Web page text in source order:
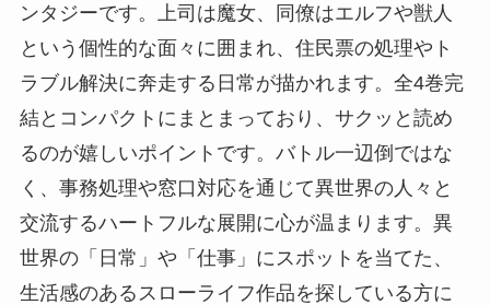
ンタジーです。上司は魔女、同僚はエルフや獣人
という個性的な面々に囲まれ、住民票の処理やト
ラブル解決に奔走する日常が描かれます。全4巻完
結とコンパクトにまとまっており、サクッと読め
るのが嬉しいポイントです。バトル一辺倒ではな
く、事務処理や窓口対応を通じて異世界の人々と
交流するハートフルな展開に心が温まります。異
世界の「日常」や「仕事」にスポットを当てた、
生活感のあるスローライフ作品を探している方に